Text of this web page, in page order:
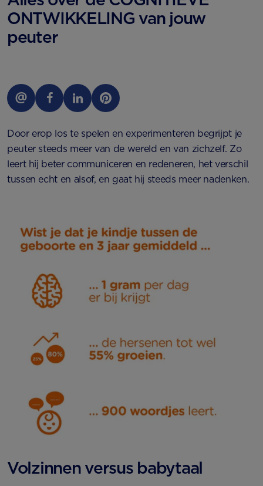
ONTWIKKELING van jouw
peuter
Door erop los te spelen en experimenteren begrijpt je
peuter steeds meer van de wereld en van zichzelf. Zo
leert hij beter communiceren en redeneren, het verschil
tussen echt en alsof, en gaat hij steeds meer nadenken.
Volzinnen versus babytaal